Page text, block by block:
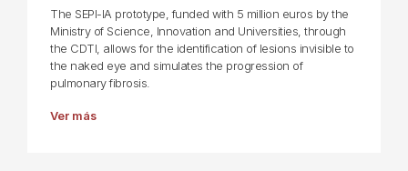
The SEPI-IA prototype, funded with 5 million euros by the
Ministry of Science, Innovation and Universities, through
the CDTI, allows for the identification of lesions invisible to
the naked eye and simulates the progression of
pulmonary fibrosis.
Ver más